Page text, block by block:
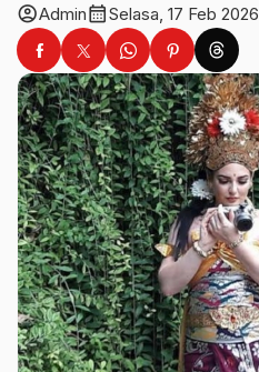
account_circleAdmincalendar_monthSelasa, 17 Feb 2026